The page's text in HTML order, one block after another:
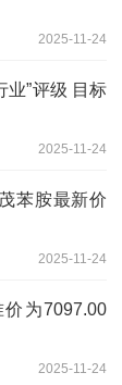
2025-11-24
业”评级 目标
2025-11-24
苯胺最新价
2025-11-24
为7097.00
2025-11-24